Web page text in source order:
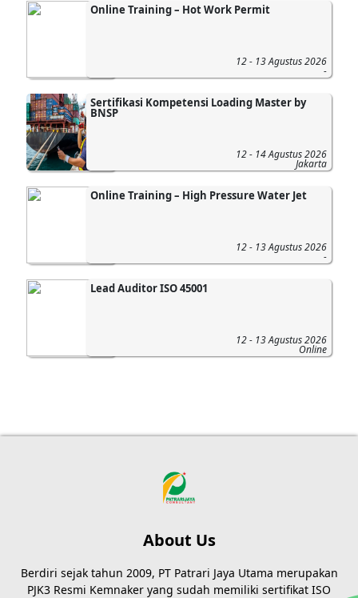
Online Training – Hot Work Permit
12 - 13 Agustus 2026
-
Sertifikasi Kompetensi Loading Master by
BNSP
12 - 14 Agustus 2026
Jakarta
Online Training – High Pressure Water Jet
12 - 13 Agustus 2026
-
Lead Auditor ISO 45001
12 - 13 Agustus 2026
Online
About Us
Berdiri sejak tahun 2009, PT Patrari Jaya Utama merupakan
PJK3 Resmi Kemnaker yang sudah memiliki sertifikat ISO